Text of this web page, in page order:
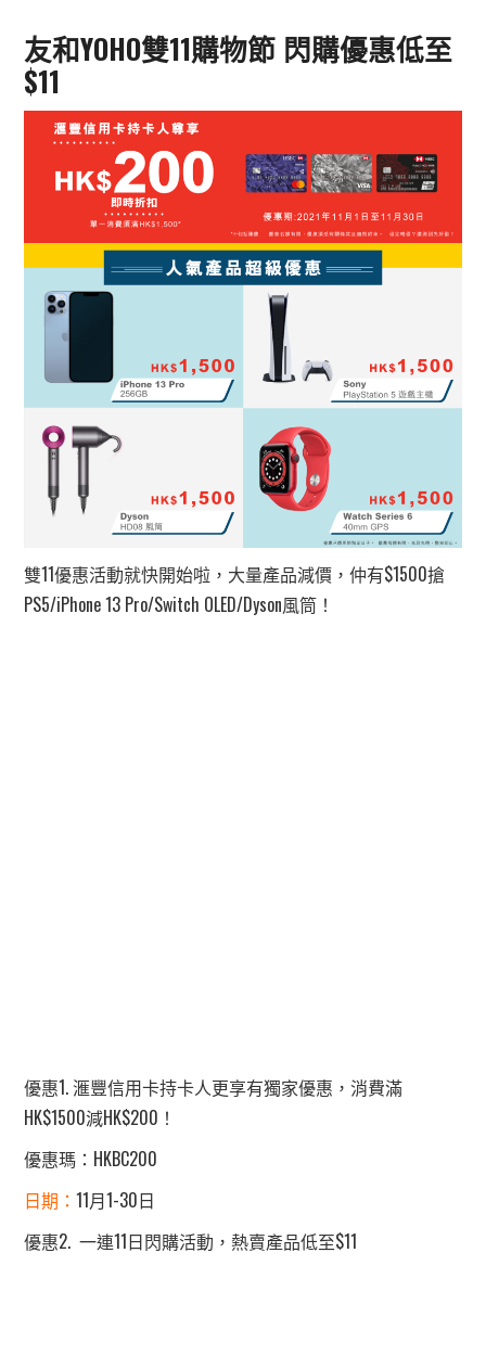
友和YOHO雙11購物節 閃購優惠低至
$11
雙11優惠活動就快開始啦，大量產品減價，仲有$1500搶
PS5/iPhone 13 Pro/Switch OLED/Dyson風筒！
優惠1. 滙豐信用卡持卡人更享有獨家優惠，消費滿
HK$1500減HK$200！
優惠瑪：HKBC200
日期：11月1-30日
優惠2. 一連11日閃購活動，熱賣產品低至$11